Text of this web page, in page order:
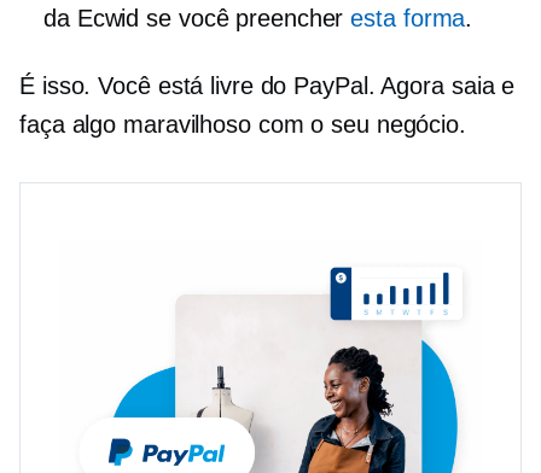
da Ecwid se você preencheresta forma.
É isso. Você está livre do PayPal. Agora saia e
faça algo maravilhoso com o seu negócio.